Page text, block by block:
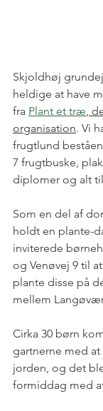
Skjoldhøj
heldige at have
fra Plant et træ ,
organisation. Vi
frugtlund
7 frugtbuske,
diplomer og alt
Som en del af
holdt en plante-
inviterede
og Venøvej 9 til
plante disse på
mellem
Cirka 30 børn
gartnerne med
jorden, og det
formiddag med